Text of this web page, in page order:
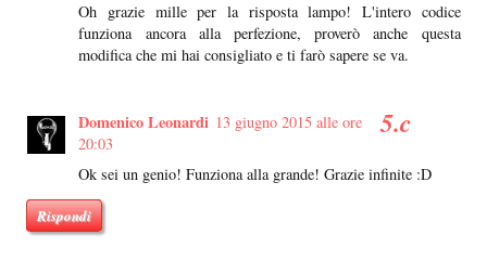
Oh grazie mille per la risposta lampo! L'intero codice
funziona ancora alla perfezione, proverò anche questa
modifica che mi hai consigliato e ti farò sapere se va.
Domenico Leonardi 13 giugno 2015 alle ore
20:03
Ok sei un genio! Funziona alla grande! Grazie infinite :D
Rispondi